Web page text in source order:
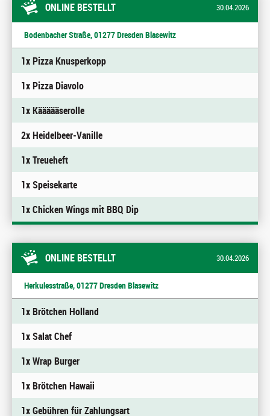
ONLINE BESTELLT 30.04.2026
Bodenbacher Straße, 01277 Dresden Blasewitz
1x Pizza Knusperkopp
1x Pizza Diavolo
1x Käääääserolle
2x Heidelbeer-Vanille
1x Treueheft
1x Speisekarte
1x Chicken Wings mit BBQ Dip
ONLINE BESTELLT 30.04.2026
Herkulesstraße, 01277 Dresden Blasewitz
1x Brötchen Holland
1x Salat Chef
1x Wrap Burger
1x Brötchen Hawaii
1x Gebühren für Zahlungsart